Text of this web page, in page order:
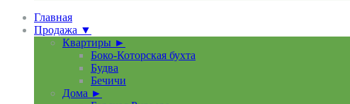
Главная
Продажа ▼
Квартиры ►
Боко-Которская бухта
Будва
Бечичи
Дома ►